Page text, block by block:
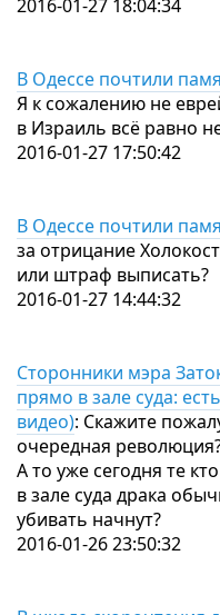
2016-01-27 18:04:34
В Одессе почтили
Я к сожалению не
в Израиль всё равно
2016-01-27 17:50:42
В Одессе почтили
за отрицание
или штраф выписать?
2016-01-27 14:44:32
Сторонники мэра
прямо в зале суда:
видео): Скажите
очередная
А то уже сегодня те
в зале суда драка
убивать начнут?
2016-01-26 23:50:32